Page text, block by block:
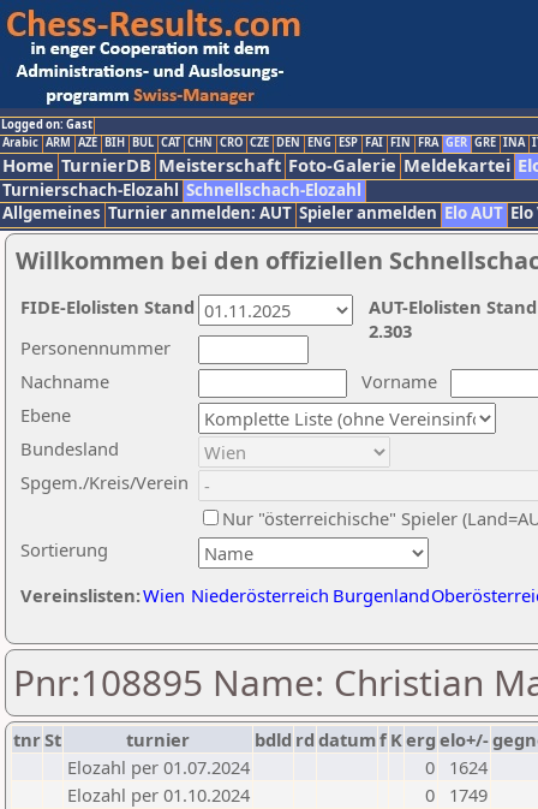
Logged on: Gast
Arabic ARM AZE BIH BUL CAT CHN CRO CZE DEN ENG ESP FAI FIN FRA GER GRE INA
Home TurnierDB Meisterschaft Foto-Galerie Meldekartei
Turnierschach-Elozahl Schnellschach-Elozahl
Allgemeines Turnier anmelden: AUT Spieler anmelden Elo AUT
Willkommen bei den offiziellen
Nachname
Vorname
Ebene
Sortierung
Personennummer
Bundesland
Spgem./Kreis/Verein
Nur "österreichische" Spieler
Vereinslisten:Wien Niederösterreich Burgenland
AUT-Elolisten
2.303
FIDE-Elolisten Stand
Pnr:108895 Name: Christian
tnrSt turnier bdld rd datumf Kerg elo+/-
Elozahl per 01.07.2024
0
1624
Elozahl per 01.10.2024
0
1749